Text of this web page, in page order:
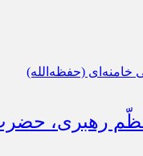
رهبری،